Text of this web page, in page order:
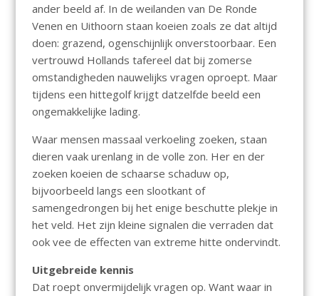
ander beeld af. In de weilanden van De Ronde
Venen en Uithoorn staan koeien zoals ze dat altijd
doen: grazend, ogenschijnlijk onverstoorbaar. Een
vertrouwd Hollands tafereel dat bij zomerse
omstandigheden nauwelijks vragen oproept. Maar
tijdens een hittegolf krijgt datzelfde beeld een
ongemakkelijke lading.
Waar mensen massaal verkoeling zoeken, staan
dieren vaak urenlang in de volle zon. Her en der
zoeken koeien de schaarse schaduw op,
bijvoorbeeld langs een slootkant of
samengedrongen bij het enige beschutte plekje in
het veld. Het zijn kleine signalen die verraden dat
ook vee de effecten van extreme hitte ondervindt.
Uitgebreide kennis
Dat roept onvermijdelijk vragen op. Want waar in